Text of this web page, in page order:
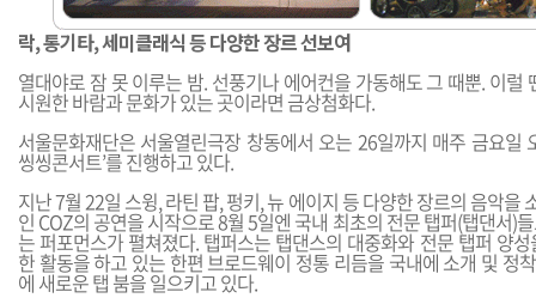
락, 통기타, 세미클래식 등 다양한 장르 선보여
열대야로 잠 못 이루는 밤. 선풍기나 에어컨을 가동해도 그 때뿐. 이럴
시원한 바람과 문화가 있는 곳이라면 금상첨화다.
서울문화재단은 서울열린극장 창동에서 오는 26일까지 매주 금요일
씽씽콘서트’를 진행하고 있다.
지난 7월 22일 스윙, 라틴 팝, 펑키, 뉴 에이지 등 다양한 장르의 음악을
인 COZ의 공연을 시작으로 8월 5일엔 국내 최초의 전문 탭퍼(탭댄서)
는 퍼포먼스가 펼쳐졌다. 탭퍼스는 탭댄스의 대중화와 전문 탭퍼 양
한 활동을 하고 있는 한편 브로드웨이 정통 리듬을 국내에 소개 및 정
에 새로운 탭 붐을 일으키고 있다.